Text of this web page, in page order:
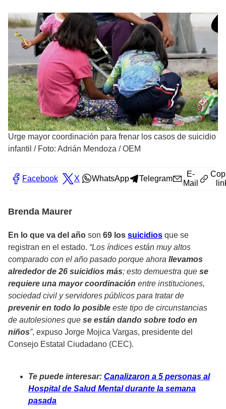
Urge mayor coordinación para frenar los casos de suicidio
infantil / Foto: Adrián Mendoza / OEM
Facebook X WhatsApp Telegram
E-
Mail
Brenda Maurer
En lo que va del año son 69 los suicidios que se
registran en el estado. “Los índices están muy altos
comparado con el año pasado porque ahora llevamos
alrededor de 26 suicidios más; esto demuestra que se
requiere una mayor coordinación entre instituciones,
sociedad civil y servidores públicos para tratar de
prevenir en todo lo posible este tipo de circunstancias
de autolesiones que se están dando sobre todo en
niños”, expuso Jorge Mojica Vargas, presidente del
Consejo Estatal Ciudadano (CEC).
Te puede interesar: Canalizaron a 5 personas al
Hospital de Salud Mental durante la semana
pasada